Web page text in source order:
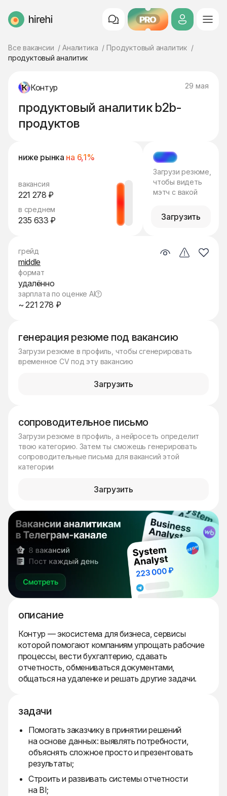
HireHi PRO
Все вакансии Аналитика
Продуктовый аналитик
продуктовый аналитик
Контур 29 мая
продуктовый аналитик b2b-
продуктов
ниже рынка на 6,1%
вакансия
221 278 ₽
в среднем
235 633 ₽
МЭТЧ
Загрузи резюме,
чтобы видеть
мэтч с вакой
Загрузить
генерация резюме под вакансию
Загрузи резюме в профиль, чтобы сгенерировать
временное CV под эту вакансию
Загрузить
сопроводительное письмо
Загрузи резюме в профиль, а нейросеть определит
твою категорию. Затем ты сможешь генерировать
сопроводительные письма для вакансий этой
категории
Загрузить
описание
Контур — экосистема для бизнеса, сервисы
которой помогают компаниям упрощать рабочие
процессы, вести бухгалтерию, сдавать
отчетность, обмениваться документами,
общаться на удаленке и решать другие задачи.
задачи
Помогать заказчику в принятии решений
на основе данных: выявлять потребности,
объяснять сложное просто и презентовать
результаты;
Строить и развивать системы отчетности
на BI;
грейд
middle
формат
удалённо
зарплата по оценке AI
~ 221 278 ₽